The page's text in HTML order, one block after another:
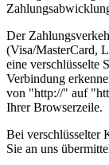
Der
(Visa/MasterCard,
eine verschlüsselte
Verbindung
von "http://" auf
Ihrer Browserzeile.
Bei verschlüsselter
Sie an uns